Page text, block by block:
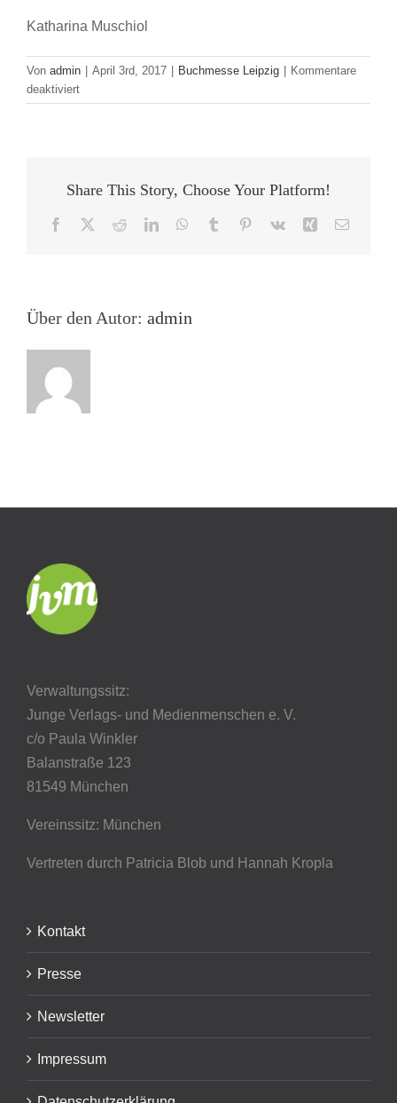
Katharina Muschiol
Von admin | April 3rd, 2017 | Buchmesse Leipzig | Kommentare
deaktiviertfür
Leipziger
der
Siegertitel
Share This Story, Choose Your Platform!
Facebook RedditLinkedInWhatsApp
Tumblr Pinterest
Vk Xing E-
Über den Autor: admin
Verwaltungssitz:
Junge Verlags- und Medienmenschen e. V.
c/o Paula Winkler
Balanstraße 123
81549 München
Vereinssitz: München
Vertreten durch Patricia Blob und Hannah Kropla
Kontakt
Presse
Newsletter
Impressum